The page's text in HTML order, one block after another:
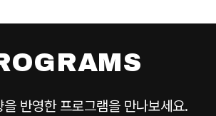
반영한 프로그램을 만나보세요.